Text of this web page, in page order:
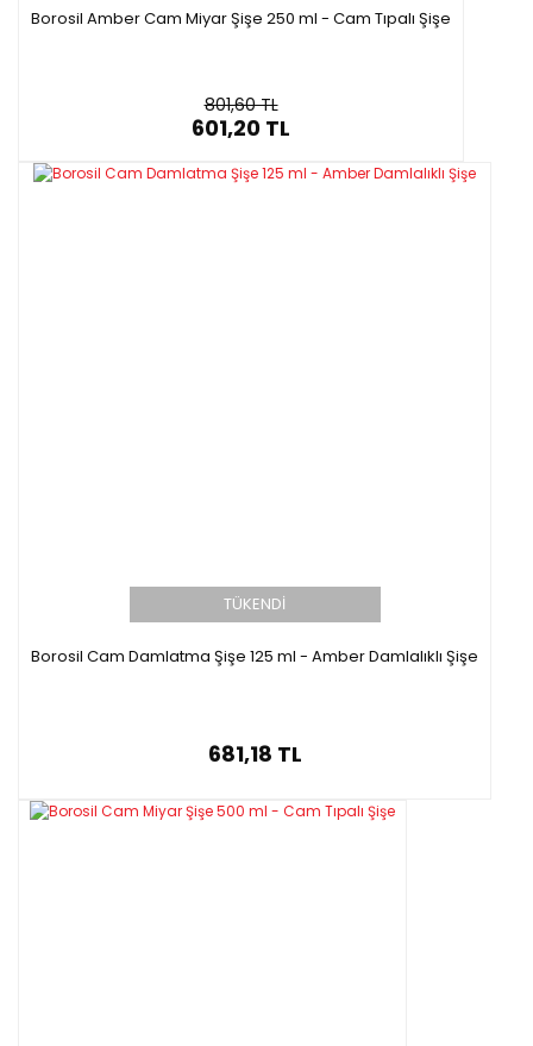
Borosil Amber Cam Miyar Şişe 250 ml - Cam Tıpalı Şişe
801,60 TL
601,20 TL
TÜKENDİ
Borosil Cam Damlatma Şişe 125 ml - Amber Damlalıklı Şişe
681,18 TL